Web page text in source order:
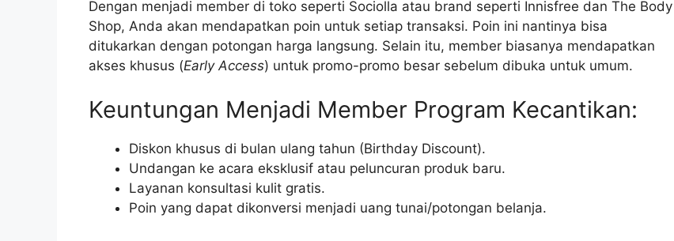
Dengan menjadi member di toko seperti Sociolla atau brand seperti Innisfree dan The Body
Shop, Anda akan mendapatkan poin untuk setiap transaksi. Poin ini nantinya bisa
ditukarkan dengan potongan harga langsung. Selain itu, member biasanya mendapatkan
akses khusus (Early Access) untuk promo-promo besar sebelum dibuka untuk umum.
Keuntungan Menjadi Member Program Kecantikan:
Diskon khusus di bulan ulang tahun (Birthday Discount).
Undangan ke acara eksklusif atau peluncuran produk baru.
Layanan konsultasi kulit gratis.
Poin yang dapat dikonversi menjadi uang tunai/potongan belanja.